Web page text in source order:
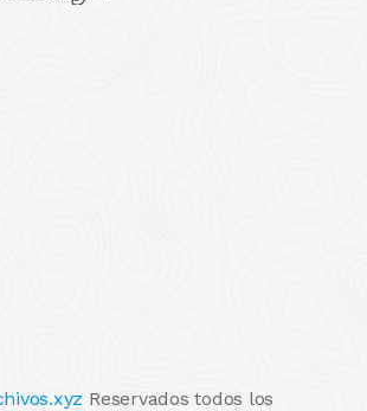
Reservados todos los